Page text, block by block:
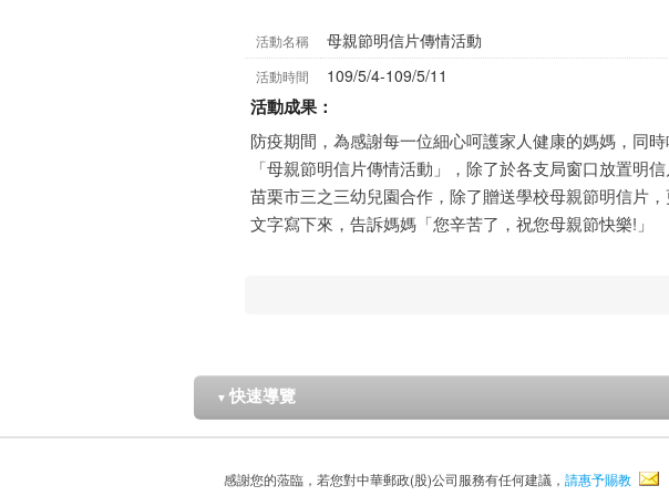
活動名稱 母親節明信片傳情活動
活動時間 109/5/4-109/5/11
活動成果：
防疫期間，為感謝每一位細心呵護家人健康的媽媽，同
「母親節明信片傳情活動」，除了於各支局窗口放置明
苗栗市三之三幼兒園合作，除了贈送學校母親節明信片
文字寫下來，告訴媽媽「您辛苦了，祝您母親節快樂!」
▼ 快速導覽
感謝您的蒞臨，若您對中華郵政(股)公司服務有任何建議， 請惠予賜教